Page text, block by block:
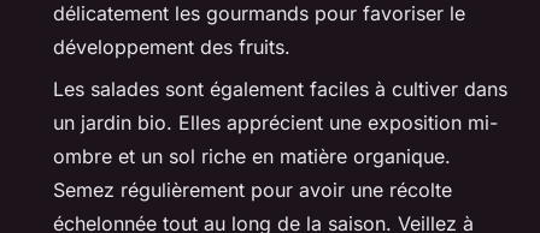
délicatement les gourmands pour favoriser le
développement des fruits.
Les salades sont également faciles à cultiver dans
un jardin bio. Elles apprécient une exposition mi-
ombre et un sol riche en matière organique.
Semez régulièrement pour avoir une récolte
échelonnée tout au long de la saison. Veillez à